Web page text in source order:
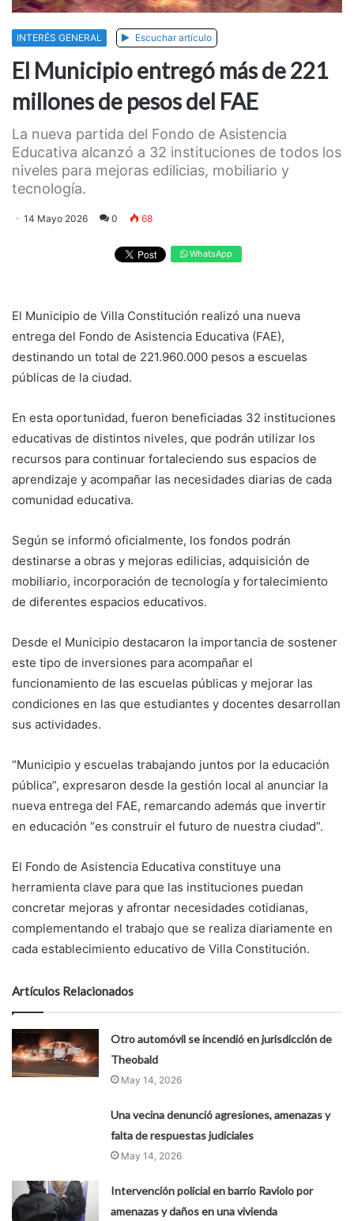
INTERÉS GENERAL Escuchar artículo
El Municipio entregó más de 221
millones de pesos del FAE
La nueva partida del Fondo de Asistencia
Educativa alcanzó a 32 instituciones de todos los
niveles para mejoras edilicias, mobiliario y
tecnología.
14 Mayo 2026 0 68
WhatsApp
El Municipio de Villa Constitución realizó una nueva
entrega del Fondo de Asistencia Educativa (FAE),
destinando un total de 221.960.000 pesos a escuelas
públicas de la ciudad.
En esta oportunidad, fueron beneficiadas 32 instituciones
educativas de distintos niveles, que podrán utilizar los
recursos para continuar fortaleciendo sus espacios de
aprendizaje y acompañar las necesidades diarias de cada
comunidad educativa.
Según se informó oficialmente, los fondos podrán
destinarse a obras y mejoras edilicias, adquisición de
mobiliario, incorporación de tecnología y fortalecimiento
de diferentes espacios educativos.
Desde el Municipio destacaron la importancia de sostener
este tipo de inversiones para acompañar el
funcionamiento de las escuelas públicas y mejorar las
condiciones en las que estudiantes y docentes desarrollan
sus actividades.
“Municipio y escuelas trabajando juntos por la educación
pública”, expresaron desde la gestión local al anunciar la
nueva entrega del FAE, remarcando además que invertir
en educación “es construir el futuro de nuestra ciudad”.
El Fondo de Asistencia Educativa constituye una
herramienta clave para que las instituciones puedan
concretar mejoras y afrontar necesidades cotidianas,
complementando el trabajo que se realiza diariamente en
cada establecimiento educativo de Villa Constitución.
Artículos Relacionados
Otro automóvil se incendió en jurisdicción de
Theobald
May 14, 2026
Una vecina denunció agresiones, amenazas y
falta de respuestas judiciales
May 14, 2026
Intervención policial en barrio Raviolo por
amenazas y daños en una vivienda